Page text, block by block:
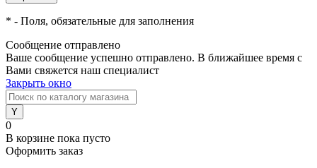
* - Поля, обязательные для заполнения
Сообщение отправлено
Ваше сообщение успешно отправлено. В ближайшее время с
Вами свяжется наш специалист
Закрыть окно
0
В корзине пока пусто
Оформить заказ